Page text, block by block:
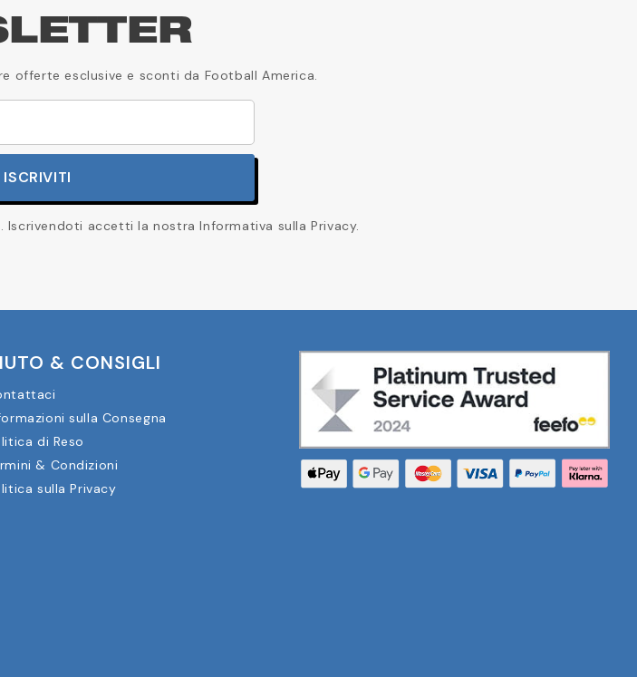
offerte esclusive e sconti da Football America.
ISCRIVITI
Iscrivendoti accetti la nostra Informativa sulla Privacy.
& CONSIGLI
sulla Consegna
di Reso
& Condizioni
sulla Privacy